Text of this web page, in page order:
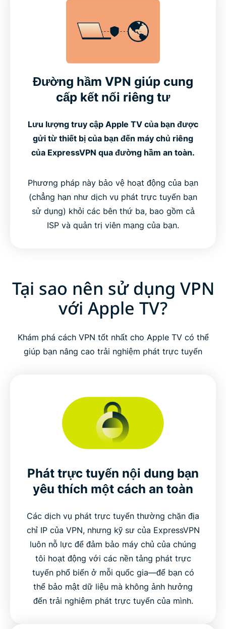
Đường hầm VPN giúp cung
cấp kết nối riêng tư
Lưu lượng truy cập Apple TV của bạn được
gửi từ thiết bị của bạn đến máy chủ riêng
của ExpressVPN qua đường hầm an toàn.
Phương pháp này bảo vệ hoạt động của bạn
(chẳng hạn như dịch vụ phát trực tuyến bạn
sử dụng) khỏi các bên thứ ba, bao gồm cả
ISP và quản trị viên mạng của bạn.
Tại sao nên sử dụng VPN
với Apple TV?
Khám phá cách VPN tốt nhất cho Apple TV có thể
giúp bạn nâng cao trải nghiệm phát trực tuyến
Phát trực tuyến nội dung bạn
yêu thích một cách an toàn
Các dịch vụ phát trực tuyến thường chặn địa
chỉ IP của VPN, nhưng kỹ sư của ExpressVPN
luôn nỗ lực để đảm bảo máy chủ của chúng
tôi hoạt động với các nền tảng phát trực
tuyến phổ biến ở mỗi quốc gia—để bạn có
thể bảo mật dữ liệu mà không ảnh hưởng
đến trải nghiệm phát trực tuyến của mình.